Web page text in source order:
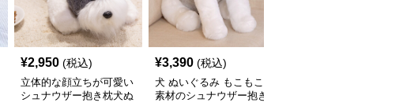
¥2,950 (税込)
立体的な顔立ちが可愛い
シュナウザー抱き枕犬ぬ
¥3,390 (税込)
犬 ぬいぐるみ もこもこ
素材のシュナウザー抱き